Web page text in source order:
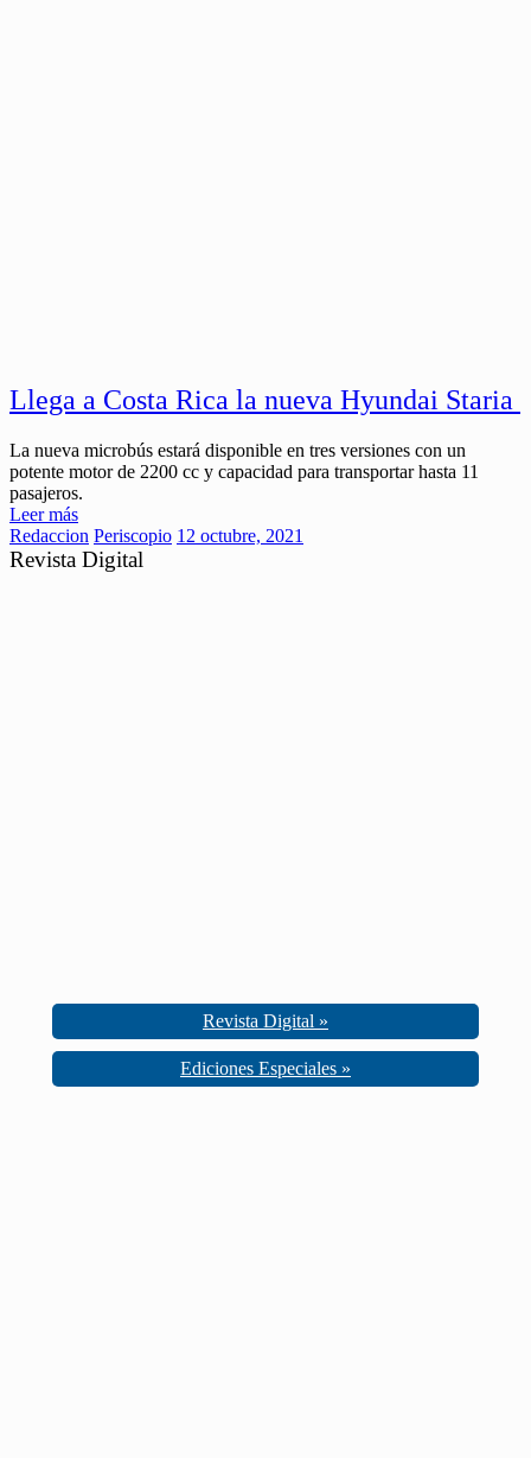
Llega a Costa Rica la nueva Hyundai Staria
La nueva microbús estará disponible en tres versiones con un
potente motor de 2200 cc y capacidad para transportar hasta 11
pasajeros.
Leer más
Redaccion Periscopio 12 octubre, 2021
Revista Digital
Revista Digital »
Ediciones Especiales »